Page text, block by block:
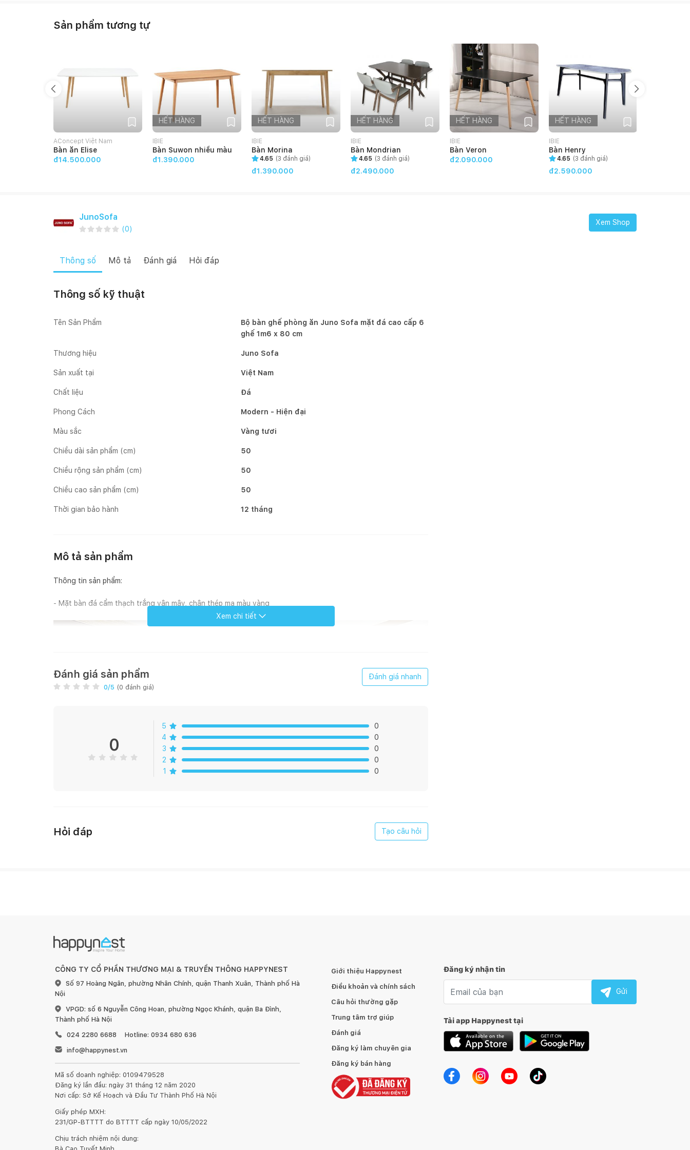
Sản phẩm tương tự
AConcept Việt Nam
Bàn ăn Elise
đ14.500.000
HẾT HÀNG
IBIE
Bàn Suwon nhiều màu
đ1.390.000
HẾT HÀNG
IBIE
Bàn Morina
4.65 (3 đánh giá)
đ1.390.000
HẾT HÀNG
IBIE
Bàn Mondrian
4.65 (3 đánh giá)
đ2.490.000
HẾT HÀNG
IBIE
Bàn Veron
đ2.090.000
HẾT HÀNG
IBIE
Bàn Henry
4.65 (3 đánh giá)
đ2.590.000
JunoSofa
(0)
Xem Shop
Thông số Mô tả Đánh giá Hỏi đáp
Thông số kỹ thuật
Tên Sản Phẩm
Bộ bàn ghế phòng ăn Juno Sofa mặt đá cao cấp 6
ghế 1m6 x 80 cm
Thương hiệu Juno Sofa
Sản xuất tại Việt Nam
Chất liệu Đá
Phong Cách Modern - Hiện đại
Màu sắc Vàng tươi
Chiều dài sản phẩm (cm) 50
Chiều rộng sản phẩm (cm) 50
Chiều cao sản phẩm (cm) 50
Thời gian bảo hành 12 tháng
Mô tả sản phẩm
Thông tin sản phẩm:
- Mặt bàn đá cẩm thạch trắng vân mây, chân thép mạ màu vàng
- Bàn có kiểu dáng thanh lịch, mềm mại và hiện đại, phù hợp làm bàn ăn gia đình, bàn ăn nhà hàng, bàn phòng
ăn cao cấp, bàn làm việc văn phòng cao cấp
- Ghế nệm bọc da simili chân sắt mạ vàng.
Hàng nhập khẩu 100%
Xem chi tiết
Đánh giá sản phẩm
0/5 (0 đánh giá)
Đánh giá nhanh
0
5
0
4
0
3
0
2
0
1
0
Hỏi đáp Tạo câu hỏi
CÔNG TY CỔ PHẦN THƯƠNG MẠI & TRUYỀN THÔNG HAPPYNEST
Số 97 Hoàng Ngân, phường Nhân Chính, quận Thanh Xuân, Thành phố Hà
Nội
VPGD: số 6 Nguyễn Công Hoan, phường Ngọc Khánh, quận Ba Đình,
Thành phố Hà Nội
024 2280 6688
Hotline: 0934 680 636
info@happynest.vn
Mã số doanh nghiệp: 0109479528
Đăng ký lần đầu: ngày 31 tháng 12 năm 2020
Nơi cấp: Sở Kế Hoạch và Đầu Tư Thành Phố Hà Nội
Giấy phép MXH:
231/GP-BTTTT do BTTTT cấp ngày 10/05/2022
Chịu trách nhiệm nội dung:
Giới thiệu Happynest
Điều khoản và chính sách
Câu hỏi thường gặp
Trung tâm trợ giúp
Đánh giá
Đăng ký làm chuyên gia
Đăng ký bán hàng
Đăng ký nhận tin
Gửi
Tải app Happynest tại